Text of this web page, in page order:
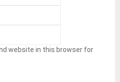
website in this browser for